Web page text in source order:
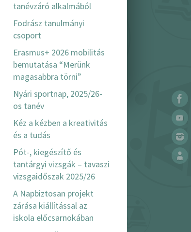
tanévzáró alkalmából
Fodrász tanulmányi
csoport
Erasmus+ 2026 mobilitás
bemutatása “Merünk
magasabbra törni”
Nyári sportnap, 2025/26-
os tanév
Kéz a kézben a kreativitás
és a tudás
Pót-, kiegészítő és
tantárgyi vizsgák – tavaszi
vizsgaidőszak 2025/26
A Napbiztosan projekt
zárása kiállítással az
iskola előcsarnokában